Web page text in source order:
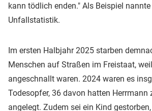
kann tödlich enden." Als Beispiel
Unfallstatistik.
Im ersten Halbjahr 2025 starben
Menschen auf Straßen im Freistaat,
angeschnallt waren. 2024 waren es
Todesopfer, 36 davon hatten Herrmann
angelegt. Zudem sei ein Kind